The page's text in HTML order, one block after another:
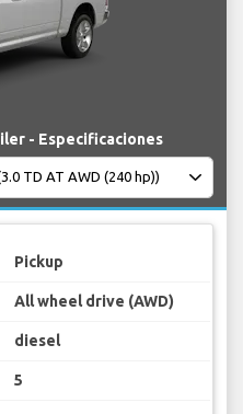
- Especificaciones
Pickup
All wheel drive (AWD)
diesel
5